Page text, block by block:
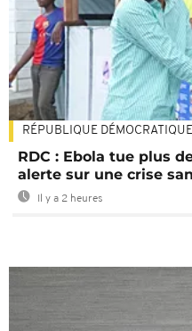
RÉPUBLIQUE
RDC : Ebola tue plus
alerte sur une crise
Il y a 2 heures